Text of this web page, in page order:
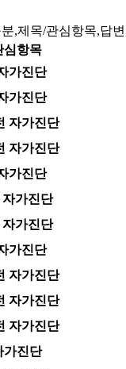
,제목/관심항목,답
심항목
가진단
가진단
자가진단
자가진단
가진단
가진단
가진단
가진단
자가진단
자가진단
자가진단
가진단